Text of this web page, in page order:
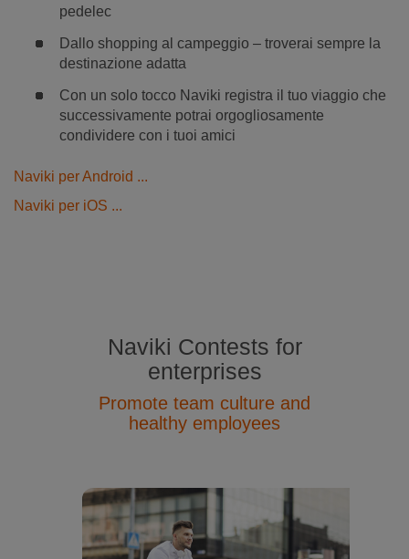
pedelec
Dallo shopping al campeggio – troverai sempre la
destinazione adatta
Con un solo tocco Naviki registra il tuo viaggio che
successivamente potrai orgogliosamente
condividere con i tuoi amici
Naviki per Android ...
Naviki per iOS ...
Naviki Contests for
enterprises
Promote team culture and
healthy employees